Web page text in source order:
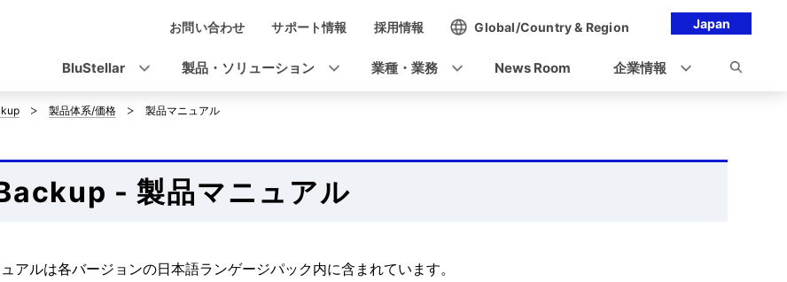
Japan
ゲ
シ
ョ
お問い合わせ サポート情報 採用情報 Global/Country & Region
BluStellar 製品・ソリューション 業種・業務 News Room 企業情報
製品体系/価格 製品マニュアル
- 製品マニュアル
アルは各バージョンの日本語ランゲージパック内に含まれています。